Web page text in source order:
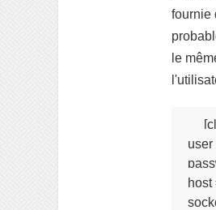
fournie
le
user
host